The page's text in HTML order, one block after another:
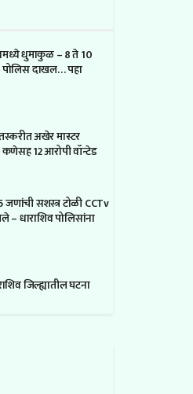
धुमाकुळ – 8 ते 10
पोलिस दाखल… पहा
अखेर मास्टर
12 आरोपी वॉन्टेड
सशस्त्र टोळी CCTv
धाराशिव पोलिसांना
जिल्ह्यातील घटना